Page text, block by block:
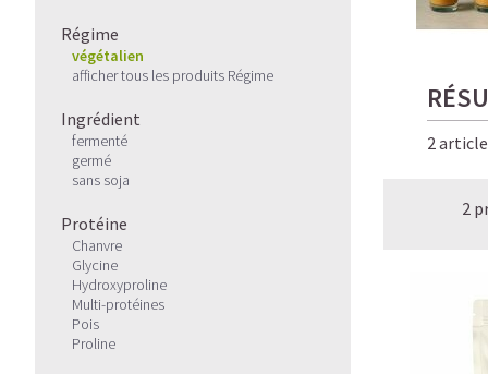
Régime
végétalien
afficher tous les produits Régime
Ingrédient
fermenté
germé
sans soja
Protéine
Chanvre
Glycine
Hydroxyproline
Multi-protéines
Pois
Proline
2
2